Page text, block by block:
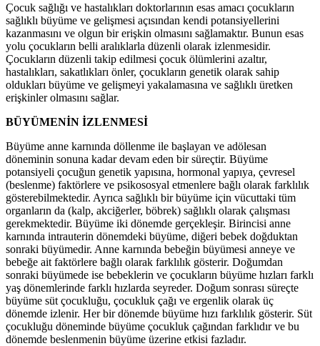
Çocuk sağlığı ve hastalıkları doktorlarının esas amacı çocukların
sağlıklı büyüme ve gelişmesi açısından kendi potansiyellerini
kazanmasını ve olgun bir erişkin olmasını sağlamaktır. Bunun esas
yolu çocukların belli aralıklarla düzenli olarak izlenmesidir.
Çocukların düzenli takip edilmesi çocuk ölümlerini azaltır,
hastalıkları, sakatlıkları önler, çocukların genetik olarak sahip
oldukları büyüme ve gelişmeyi yakalamasına ve sağlıklı üretken
erişkinler olmasını sağlar.
BÜYÜMENİN İZLENMESİ
Büyüme anne karnında döllenme ile başlayan ve adölesan
döneminin sonuna kadar devam eden bir süreçtir. Büyüme
potansiyeli çocuğun genetik yapısına, hormonal yapıya, çevresel
(beslenme) faktörlere ve psikososyal etmenlere bağlı olarak farklılık
gösterebilmektedir. Ayrıca sağlıklı bir büyüme için vücuttaki tüm
organların da (kalp, akciğerler, böbrek) sağlıklı olarak çalışması
gerekmektedir. Büyüme iki dönemde gerçekleşir. Birincisi anne
karnında intrauterin dönemdeki büyüme, diğeri bebek doğduktan
sonraki büyümedir. Anne karnında bebeğin büyümesi anneye ve
bebeğe ait faktörlere bağlı olarak farklılık gösterir. Doğumdan
sonraki büyümede ise bebeklerin ve çocukların büyüme hızları farklı
yaş dönemlerinde farklı hızlarda seyreder. Doğum sonrası süreçte
büyüme süt çocukluğu, çocukluk çağı ve ergenlik olarak üç
dönemde izlenir. Her bir dönemde büyüme hızı farklılık gösterir. Süt
çocukluğu döneminde büyüme çocukluk çağından farklıdır ve bu
dönemde beslenmenin büyüme üzerine etkisi fazladır.